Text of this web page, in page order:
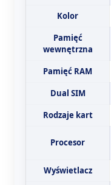
Kolor
Pamięć
wewnętrzna
Pamięć RAM
Dual SIM
Rodzaje kart
Procesor
Wyświetlacz